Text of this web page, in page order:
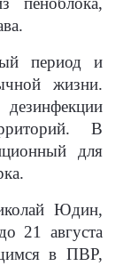
период и
жизни.
В
для
Юдин,
21 августа
в ПВР,